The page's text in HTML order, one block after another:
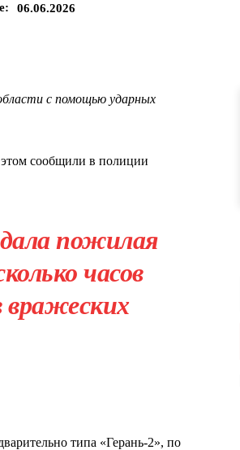
06.06.2026
с помощью ударных
сообщили в полиции
пожилая
часов
вражеских
типа «Герань-2», по